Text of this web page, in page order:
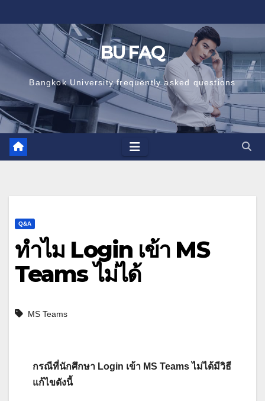
to
content
BU FAQ
Bangkok University frequently asked questions
Q&A
ทำไม Login เข้า MS
Teams ไม่ได้
MS Teams
กรณีที่นักศึกษา Login เข้า MS Teams ไม่ได้มีวิธี
แก้ไขดังนี้